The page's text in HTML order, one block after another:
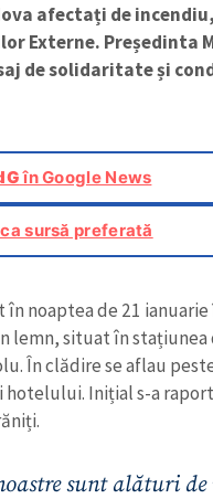
afectați de
Externe. Președinta
de solidaritate și
în Google News
ca sursă preferată
noaptea de 21
lemn, situat în stațiunea
În clădire se aflau
hotelului. Inițial s-a
sunt alături